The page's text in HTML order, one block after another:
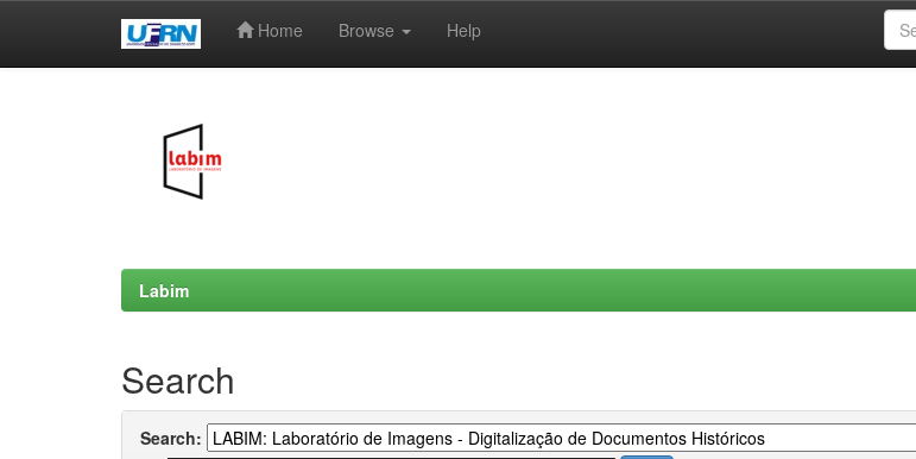
Home Browse Help
Labim
Search
Search: